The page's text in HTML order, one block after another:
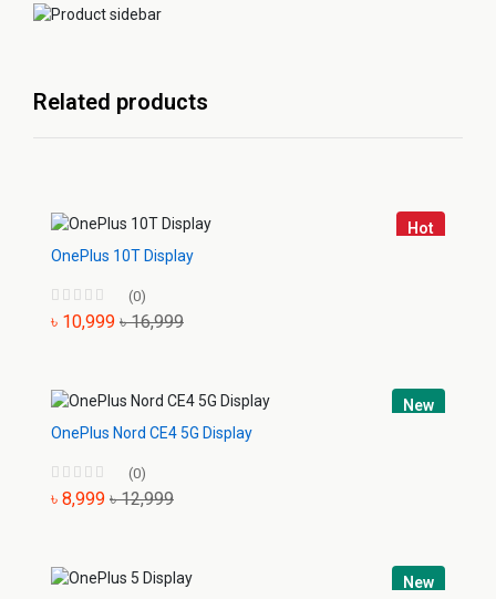
Related products
Hot
OnePlus 10T Display
(0)
৳ 10,999 ৳ 16,999
New
OnePlus Nord CE4 5G Display
(0)
৳ 8,999 ৳ 12,999
New